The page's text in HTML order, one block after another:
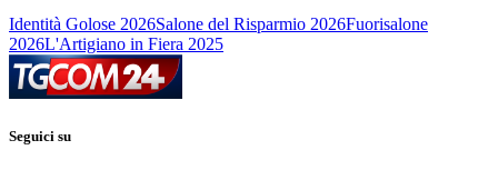
Identità Golose 2026Salone del Risparmio 2026Fuorisalone
2026L'Artigiano in Fiera 2025
Seguici su